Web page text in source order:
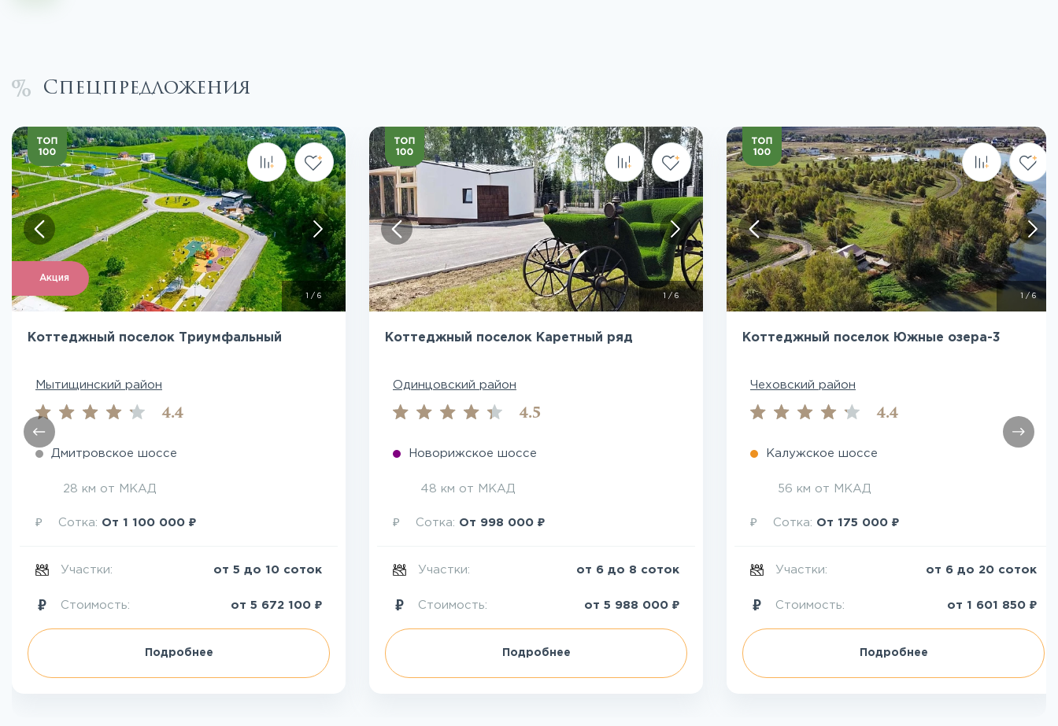
Спецпредложения
Акция
/ 6
Коттеджный поселок Триумфальный
Мытищинский район
4.4
Дмитровское шоссе
28 км от МКАД
₽ Сотка: От 1 100 000 ₽
Участки: от 5 до 10 соток
Стоимость: от 5 672 100 ₽
Подробнее
Посмотреть все фото
/ 6
Коттеджный поселок Каретный ряд
Одинцовский район
4.5
Новорижское шоссе
48 км от МКАД
₽ Сотка: От 998 000 ₽
Участки: от 6 до 8 соток
Стоимость: от 5 988 000 ₽
Подробнее
Посмотреть все фото
/6
Коттеджный поселок Южные озера-3
Чеховский район
4.4
Калужское шоссе
56 км от МКАД
₽ Сотка: От 175 000 ₽
Участки: от 6 до 20 соток
Стоимость: от 1 601 850 ₽
Подробнее
Посмотреть все фото